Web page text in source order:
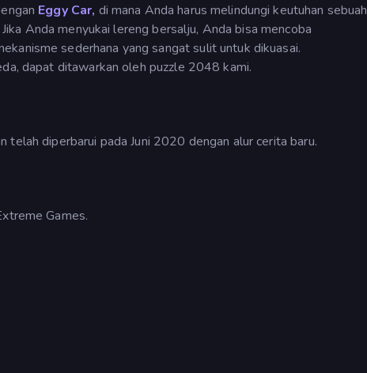
Eggy Car, di mana Anda harus melindungi keutuhan sebuah
Anda menyukai lereng bersalju, Anda bisa mencoba
sederhana yang sangat sulit untuk dikuasai.
dapat ditawarkan oleh puzzle 2048 kami.
diperbarui pada Juni 2020 dengan alur cerita baru.
Games.